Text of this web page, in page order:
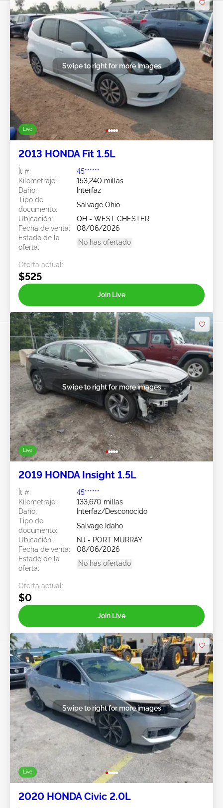
Live
Swipe to right for more images
2013 HONDA Fit 1.5L
Ít #:
45******
Kilometraje:
153,240 millas
Daño:
Interfaz
Tipo de
documento:
Salvage Ohio
Ubicación:
OH - WEST CHESTER
Fecha de venta:
08/06/2026
Estado de la
oferta:
No has ofertado
Oferta actual:
$525
Join Live
Live
Swipe to right for more images
2019 HONDA Insight 1.5L
Ít #:
45******
Kilometraje:
133,670 millas
Daño:
Interfaz/Desconocido
Tipo de
documento:
Salvage Idaho
Ubicación:
NJ - PORT MURRAY
Fecha de venta:
08/06/2026
Estado de la
oferta:
No has ofertado
Oferta actual:
$0
Join Live
Live
Swipe to right for more images
2020 HONDA Civic 2.0L